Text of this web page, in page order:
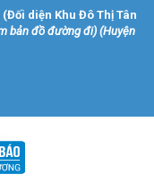
(Đối diện Khu Đô Thị Tân
bản đồ đường đi) (Huyện